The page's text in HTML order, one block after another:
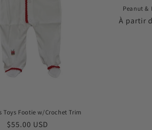
Toys Footie w/Crochet Trim
Prix
$55.00 USD
Peanut &
Prix
À partir